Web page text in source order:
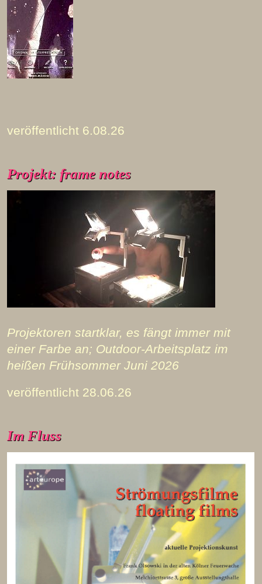
veröffentlicht 6.08.26
Projekt: frame notes
Projektoren startklar, es fängt immer mit
einer Farbe an; Outdoor-Arbeitsplatz im
heißen Frühsommer Juni 2026
veröffentlicht 28.06.26
Im Fluss